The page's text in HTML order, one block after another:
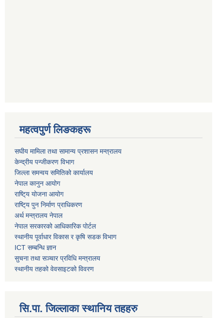
महत्वपुर्ण लिङकहरू
स‌घीय मामिला तथा सामान्य प्रशासन मन्त्रालय
केन्द्रीय पन्जीकरण विभाग
जिल्ला समन्वय समितिको कार्यालय
नेपाल कानुन आयोग
राष्टि्य योजना आयोग
राष्टि्य पुन निर्माण प्राधिकरण
अर्थ मन्त्रालय नेपाल
नेपाल सरकारको आधिकारिक पोर्टल
स्थानीय पूर्वाधार विकास र कृषि सडक विभाग
ICT सम्बन्धि ज्ञान
सुचना तथा सञ्चार प्रविधि मन्त्रालय
स्थानीय तहको वेवसाइटको विवरण
सि.पा. जिल्लाका स्थानिय तहहरु